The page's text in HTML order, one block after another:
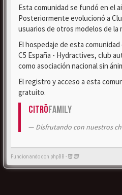
Esta comunidad se fundó en el
Posteriormente evolucionó a
usuarios de otros modelos de la
El hospedaje de esta
C5 España - Hydractives, club
como asociación nacional sin
El registro y acceso a esta
gratuito.
CitröFamily
Disfrutando con nuestros
Funcionando con phpBB -